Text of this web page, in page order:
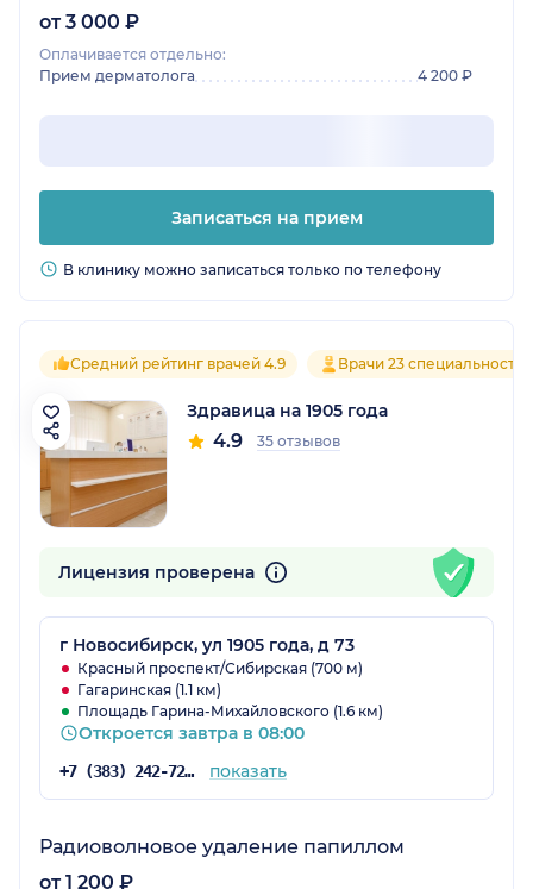
от 3 000 ₽
Оплачивается отдельно:
Прием дерматолога
4 200 ₽
Записаться на прием
В клинику можно записаться только по телефону
Средний рейтинг врачей 4.9 Врачи 23 специальностей
Здравица на 1905 года
4.9 35 отзывов
Лицензия проверена
г Новосибирск, ул 1905 года, д 73
Красный проспект/Сибирская (700 м)
Гагаринская (1.1 км)
Площадь Гарина-Михайловского (1.6 км)
Откроется завтра в 08:00
+7 (383) 242-72-53 показать
Радиоволновое удаление папиллом
от 1 200 ₽